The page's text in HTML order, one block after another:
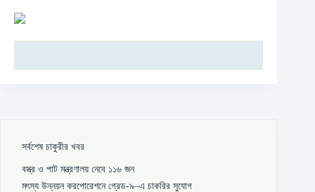
সর্বশেষ চাকুরীর খবর
বস্ত্র ও পাট মন্ত্রণালয় নেবে ১১৬ জন
মৎস্য উন্নয়ন করপোরেশনে গ্রেড-৯–এ চাকরির সুযোগ